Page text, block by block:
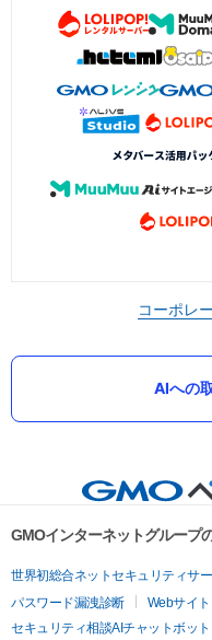
コーポレ
AIへの
GMOインターネットグループ
世界初総合ネットセキュリティサ
パスワード漏洩診断
Webサイ
セキュリティ相談AIチャットボット